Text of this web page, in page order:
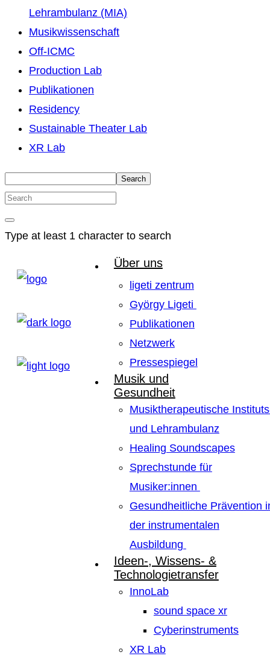
Lehrambulanz (MIA)
Musikwissenschaft
Off-ICMC
Production Lab
Publikationen
Residency
Sustainable Theater Lab
XR Lab
Search
Type at least 1 character to search
Über uns
ligeti zentrum
György Ligeti
Publikationen
Netzwerk
Pressespiegel
Musik und
Gesundheit
Musiktherapeutische
und Lehrambulanz
Healing Soundscapes
Sprechstunde für
Musiker:innen
Gesundheitliche Prävention
der instrumentalen
Ausbildung
Ideen-, Wissens- &
Technologietransfer
InnoLab
sound space xr
Cyberinstruments
XR Lab